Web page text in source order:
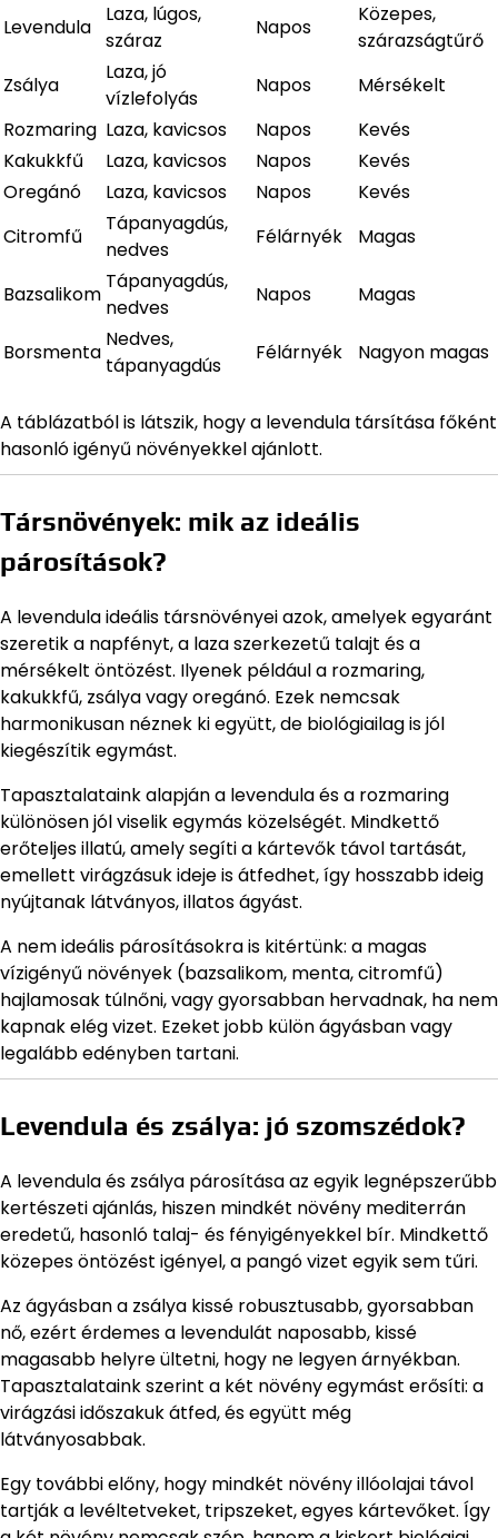
Levendula
Laza, lúgos,
száraz
Napos
Közepes,
szárazságtűrő
Zsálya
Laza, jó
vízlefolyás
Napos
Mérsékelt
Rozmaring Laza, kavicsos Napos
Kevés
Kakukkfű
Laza, kavicsos Napos
Kevés
Oregánó
Laza, kavicsos Napos
Kevés
Citromfű
Tápanyagdús,
nedves
Félárnyék Magas
Bazsalikom
Tápanyagdús,
nedves
Napos Magas
Borsmenta
Nedves,
tápanyagdús
Félárnyék Nagyon magas
A táblázatból is látszik, hogy a levendula társítása főként
hasonló igényű növényekkel ajánlott.
Társnövények: mik az ideális
párosítások?
A levendula ideális társnövényei azok, amelyek egyaránt
szeretik a napfényt, a laza szerkezetű talajt és a
mérsékelt öntözést. Ilyenek például a rozmaring,
kakukkfű, zsálya vagy oregánó. Ezek nemcsak
harmonikusan néznek ki együtt, de biológiailag is jól
kiegészítik egymást.
Tapasztalataink alapján a levendula és a rozmaring
különösen jól viselik egymás közelségét. Mindkettő
erőteljes illatú, amely segíti a kártevők távol tartását,
emellett virágzásuk ideje is átfedhet, így hosszabb ideig
nyújtanak látványos, illatos ágyást.
A nem ideális párosításokra is kitértünk: a magas
vízigényű növények (bazsalikom, menta, citromfű)
hajlamosak túlnőni, vagy gyorsabban hervadnak, ha nem
kapnak elég vizet. Ezeket jobb külön ágyásban vagy
legalább edényben tartani.
Levendula és zsálya: jó szomszédok?
A levendula és zsálya párosítása az egyik legnépszerűbb
kertészeti ajánlás, hiszen mindkét növény mediterrán
eredetű, hasonló talaj- és fényigényekkel bír. Mindkettő
közepes öntözést igényel, a pangó vizet egyik sem tűri.
Az ágyásban a zsálya kissé robusztusabb, gyorsabban
nő, ezért érdemes a levendulát naposabb, kissé
magasabb helyre ültetni, hogy ne legyen árnyékban.
Tapasztalataink szerint a két növény egymást erősíti: a
virágzási időszakuk átfed, és együtt még
látványosabbak.
Egy további előny, hogy mindkét növény illóolajai távol
tartják a levéltetveket, tripszeket, egyes kártevőket. Így